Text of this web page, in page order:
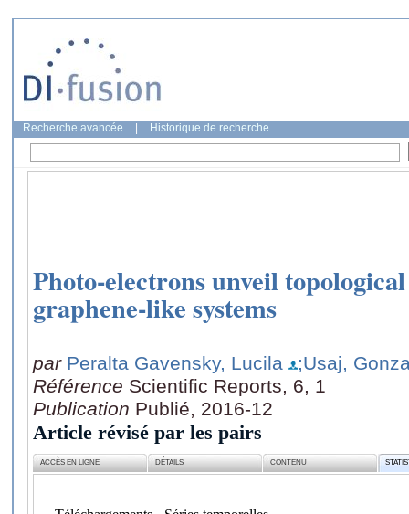
Recherche avancée Historique de recherche
Photo-electrons unveil
graphene-like systems
par Peralta Gavensky, Lucila
;Usaj,
Référence Scientific Reports, 6, 1
Publication Publié, 2016-12
Article révisé par les pairs
ACCÈS EN LIGNE DÉTAILS CONTENU